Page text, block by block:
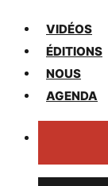
VIDÉOS
ÉDITIONS
NOUS
AGENDA